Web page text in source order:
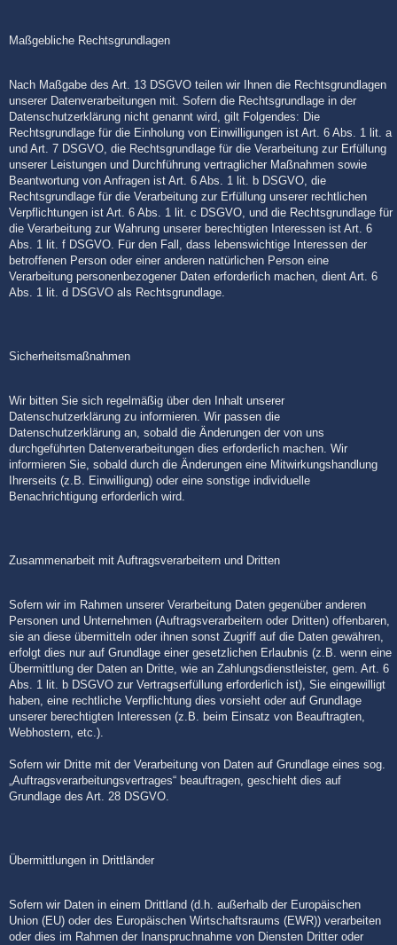
Maßgebliche Rechtsgrundlagen
Nach Maßgabe des Art. 13 DSGVO teilen wir Ihnen die Rechtsgrundlagen
unserer Datenverarbeitungen mit. Sofern die Rechtsgrundlage in der
Datenschutzerklärung nicht genannt wird, gilt Folgendes: Die
Rechtsgrundlage für die Einholung von Einwilligungen ist Art. 6 Abs. 1 lit. a
und Art. 7 DSGVO, die Rechtsgrundlage für die Verarbeitung zur Erfüllung
unserer Leistungen und Durchführung vertraglicher Maßnahmen sowie
Beantwortung von Anfragen ist Art. 6 Abs. 1 lit. b DSGVO, die
Rechtsgrundlage für die Verarbeitung zur Erfüllung unserer rechtlichen
Verpflichtungen ist Art. 6 Abs. 1 lit. c DSGVO, und die Rechtsgrundlage für
die Verarbeitung zur Wahrung unserer berechtigten Interessen ist Art. 6
Abs. 1 lit. f DSGVO. Für den Fall, dass lebenswichtige Interessen der
betroffenen Person oder einer anderen natürlichen Person eine
Verarbeitung personenbezogener Daten erforderlich machen, dient Art. 6
Abs. 1 lit. d DSGVO als Rechtsgrundlage.
Sicherheitsmaßnahmen
Wir bitten Sie sich regelmäßig über den Inhalt unserer
Datenschutzerklärung zu informieren. Wir passen die
Datenschutzerklärung an, sobald die Änderungen der von uns
durchgeführten Datenverarbeitungen dies erforderlich machen. Wir
informieren Sie, sobald durch die Änderungen eine Mitwirkungshandlung
Ihrerseits (z.B. Einwilligung) oder eine sonstige individuelle
Benachrichtigung erforderlich wird.
Zusammenarbeit mit Auftragsverarbeitern und Dritten
Sofern wir im Rahmen unserer Verarbeitung Daten gegenüber anderen
Personen und Unternehmen (Auftragsverarbeitern oder Dritten) offenbaren,
sie an diese übermitteln oder ihnen sonst Zugriff auf die Daten gewähren,
erfolgt dies nur auf Grundlage einer gesetzlichen Erlaubnis (z.B. wenn eine
Übermittlung der Daten an Dritte, wie an Zahlungsdienstleister, gem. Art. 6
Abs. 1 lit. b DSGVO zur Vertragserfüllung erforderlich ist), Sie eingewilligt
haben, eine rechtliche Verpflichtung dies vorsieht oder auf Grundlage
unserer berechtigten Interessen (z.B. beim Einsatz von Beauftragten,
Webhostern, etc.).
Sofern wir Dritte mit der Verarbeitung von Daten auf Grundlage eines sog.
„Auftragsverarbeitungsvertrages“ beauftragen, geschieht dies auf
Grundlage des Art. 28 DSGVO.
Übermittlungen in Drittländer
Sofern wir Daten in einem Drittland (d.h. außerhalb der Europäischen
Union (EU) oder des Europäischen Wirtschaftsraums (EWR)) verarbeiten
oder dies im Rahmen der Inanspruchnahme von Diensten Dritter oder